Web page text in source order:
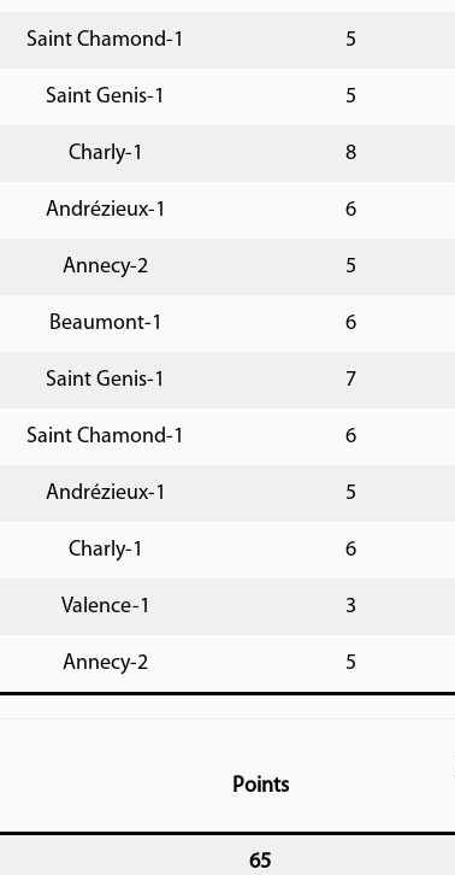
Saint Chamond-1 5
Saint Genis-1 5
Charly-1 8
Andrézieux-1 6
Annecy-2 5
Beaumont-1 6
Saint Genis-1 7
Saint Chamond-1 6
Andrézieux-1 5
Charly-1 6
Valence-1 3
Annecy-2 5
Points
65